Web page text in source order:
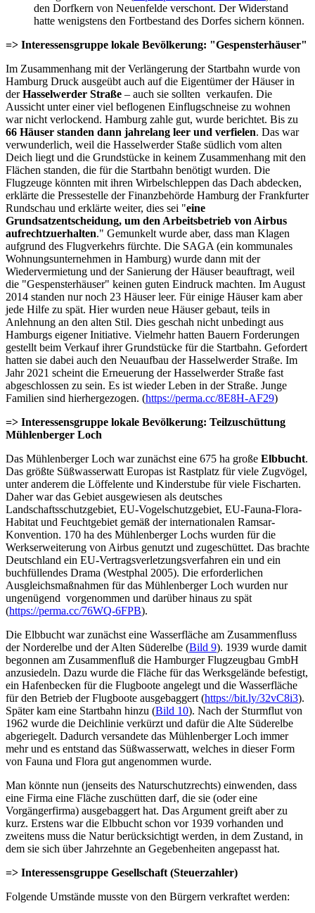
den Dorfkern von Neuenfelde verschont. Der Widerstand
hatte wenigstens den Fortbestand des Dorfes sichern können.
=> Interessensgruppe lokale Bevölkerung: "Gespensterhäuser"
Im Zusammenhang mit der Verlängerung der Startbahn wurde von
Hamburg Druck ausgeübt auch auf die Eigentümer der Häuser in
derHasselwerder Straße – auch sie sollten verkaufen. Die
Aussicht unter einer viel beflogenen Einflugschneise zu wohnen
war nicht verlockend. Hamburg zahle gut, wurde berichtet. Bis zu
66 Häuser standen dann jahrelang leer und verfielen. Das war
verwunderlich, weil die Hasselwerder Staße südlich vom alten
Deich liegt und die Grundstücke in keinem Zusammenhang mit den
Flächen standen, die für die Startbahn benötigt wurden. Die
Flugzeuge könnten mit ihren Wirbelschleppen das Dach abdecken,
erklärte die Pressestelle der Finanzbehörde Hamburg der Frankfurter
Rundschau und erklärte weiter, dies sei "eine
Grundsatzentscheidung, um den Arbeitsbetrieb von Airbus
aufrechtzuerhalten." Gemunkelt wurde aber, dass man Klagen
aufgrund des Flugverkehrs fürchte. Die SAGA (ein kommunales
Wohnungsunternehmen in Hamburg) wurde dann mit der
Wiedervermietung und der Sanierung der Häuser beauftragt, weil
die "Gespensterhäuser" keinen guten Eindruck machten. Im August
2014 standen nur noch 23 Häuser leer. Für einige Häuser kam aber
jede Hilfe zu spät. Hier wurden neue Häuser gebaut, teils in
Anlehnung an den alten Stil. Dies geschah nicht unbedingt aus
Hamburgs eigener Initiative. Vielmehr hatten Bauern Forderungen
gestellt beim Verkauf ihrer Grundstücke für die Startbahn. Gefordert
hatten sie dabei auch den Neuaufbau der Hasselwerder Straße. Im
Jahr 2021 scheint die Erneuerung der Hasselwerder Straße fast
abgeschlossen zu sein. Es ist wieder Leben in der Straße. Junge
Familien sind hierhergezogen. (https://perma.cc/8E8H-AF29)
=> Interessensgruppe lokale Bevölkerung: Teilzuschüttung
Mühlenberger Loch
Das Mühlenberger Loch war zunächst eine 675 ha große Elbbucht.
Das größte Süßwasserwatt Europas ist Rastplatz für viele Zugvögel,
unter anderem die Löffelente und Kinderstube für viele Fischarten.
Daher war das Gebiet ausgewiesen als deutsches
Landschaftsschutzgebiet, EU-Vogelschutzgebiet, EU-Fauna-Flora-
Habitat und Feuchtgebiet gemäß der internationalen Ramsar-
Konvention. 170 ha des Mühlenberger Lochs wurden für die
Werkserweiterung von Airbus genutzt und zugeschüttet. Das brachte
Deutschland ein EU-Vertragsverletzungsverfahren ein und ein
buchfüllendes Drama (Westphal 2005). Die erforderlichen
Ausgleichsmaßnahmen für das Mühlenberger Loch wurden nur
ungenügend vorgenommen und darüber hinaus zu spät
(https://perma.cc/76WQ-6FPB).
Die Elbbucht war zunächst eine Wasserfläche am Zusammenfluss
der Norderelbe und der Alten Süderelbe (Bild 9). 1939 wurde damit
begonnen am Zusammenfluß die Hamburger Flugzeugbau GmbH
anzusiedeln. Dazu wurde die Fläche für das Werksgelände befestigt,
ein Hafenbecken für die Flugboote angelegt und die Wasserfläche
für den Betrieb der Flugboote ausgebaggert (https://bit.ly/32vC8i3).
Später kam eine Startbahn hinzu (Bild 10). Nach der Sturmflut von
1962 wurde die Deichlinie verkürzt und dafür die Alte Süderelbe
abgeriegelt. Dadurch versandete das Mühlenberger Loch immer
mehr und es entstand das Süßwasserwatt, welches in dieser Form
von Fauna und Flora gut angenommen wurde.
Man könnte nun (jenseits des Naturschutzrechts) einwenden, dass
eine Firma eine Fläche zuschütten darf, die sie (oder eine
Vorgängerfirma) ausgebaggert hat. Das Argument greift aber zu
kurz. Erstens war die Elbbucht schon vor 1939 vorhanden und
zweitens muss die Natur berücksichtigt werden, in dem Zustand, in
dem sie sich über Jahrzehnte an Gegebenheiten angepasst hat.
=> Interessensgruppe Gesellschaft (Steuerzahler)
Folgende Umstände musste von den Bürgern verkraftet werden: